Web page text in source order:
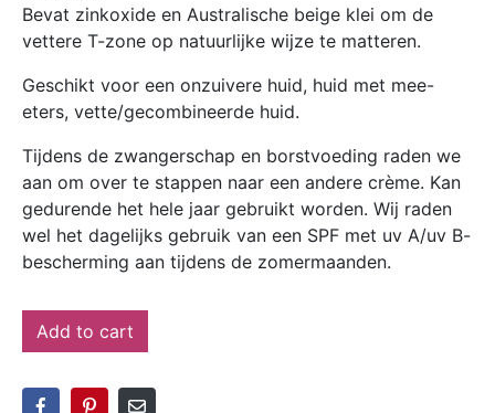
Bevat zinkoxide en Australische beige klei om de
vettere T-zone op natuurlijke wijze te matteren.
Geschikt voor een onzuivere huid, huid met mee-
eters, vette/gecombineerde huid.
Tijdens de zwangerschap en borstvoeding raden we
aan om over te stappen naar een andere crème. Kan
gedurende het hele jaar gebruikt worden. Wij raden
wel het dagelijks gebruik van een SPF met uv A/uv B-
bescherming aan tijdens de zomermaanden.
Add to cart